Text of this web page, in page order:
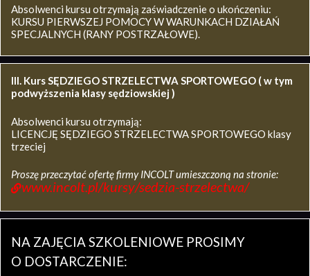
Absolwenci kursu otrzymają zaświadczenie o ukończeniu:
KURSU PIERWSZEJ POMOCY W WARUNKACH DZIAŁAŃ
SPECJALNYCH (RANY POSTRZAŁOWE).
III. Kurs SĘDZIEGO STRZELECTWA SPORTOWEGO ( w tym
podwyższenia klasy sędziowskiej )
Absolwenci kursu otrzymają:
LICENCJĘ SĘDZIEGO STRZELECTWA SPORTOWEGO klasy
trzeciej
Proszę przeczytać ofertę firmy INCOLT umieszczoną na stronie:
www.incolt.pl/kursy/sedzia-strzelectwa/
NA ZAJĘCIA SZKOLENIOWE PROSIMY
O DOSTARCZENIE: